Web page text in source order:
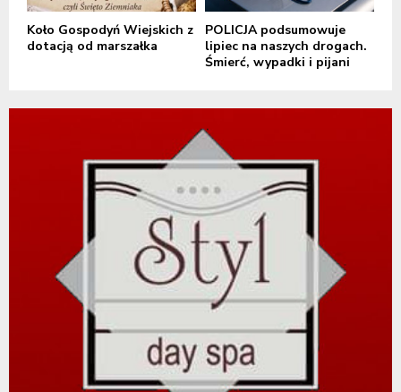
Koło Gospodyń Wiejskich z
dotacją od marszałka
POLICJA podsumowuje
lipiec na naszych drogach.
Śmierć, wypadki i pijani